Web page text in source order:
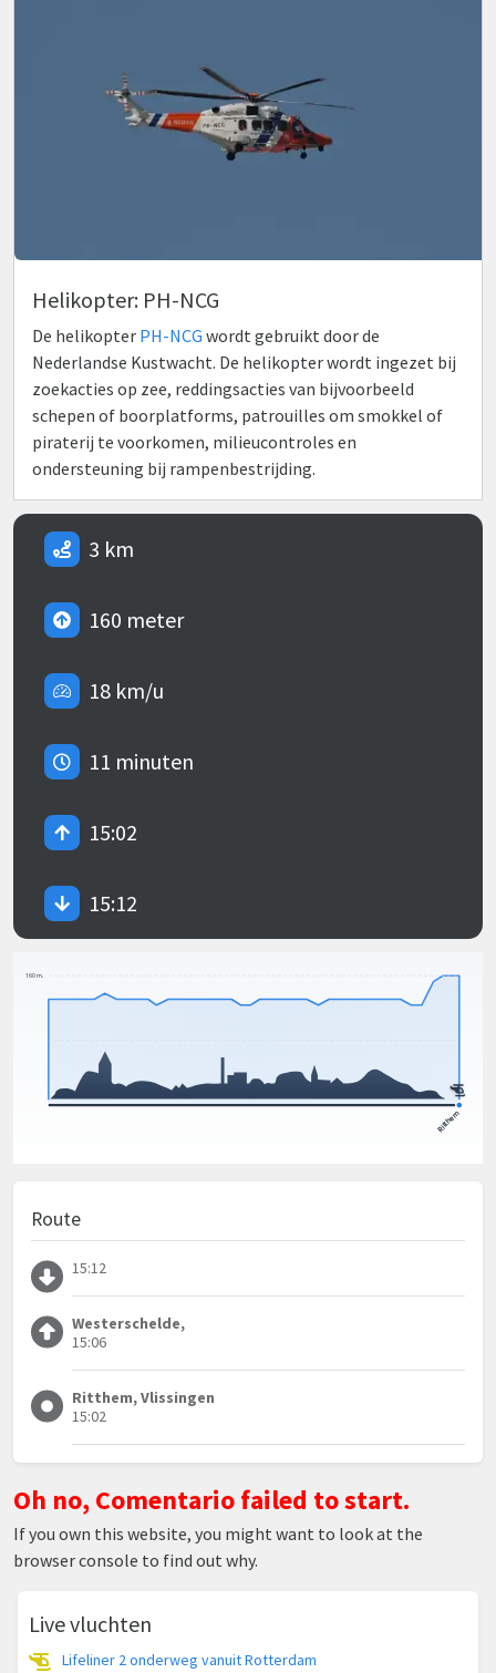
Helikopter: PH-NCG
De helikopter PH-NCG wordt gebruikt door de
Nederlandse Kustwacht. De helikopter wordt ingezet bij
zoekacties op zee, reddingsacties van bijvoorbeeld
schepen of boorplatforms, patrouilles om smokkel of
piraterij te voorkomen, milieucontroles en
ondersteuning bij rampenbestrijding.
3 km
160 meter
18 km/u
11 minuten
15:02
15:12
Route
15:12
Westerschelde,
15:06
Ritthem, Vlissingen
15:02
Oh no, Comentario failed to start.
If you own this website, you might want to look at the
browser console to find out why.
Live vluchten
Lifeliner 2 onderweg vanuit Rotterdam